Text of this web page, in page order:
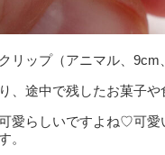
リップ（アニマル、9cm
、途中で残したお菓子や
愛らしいですよね♡可
。